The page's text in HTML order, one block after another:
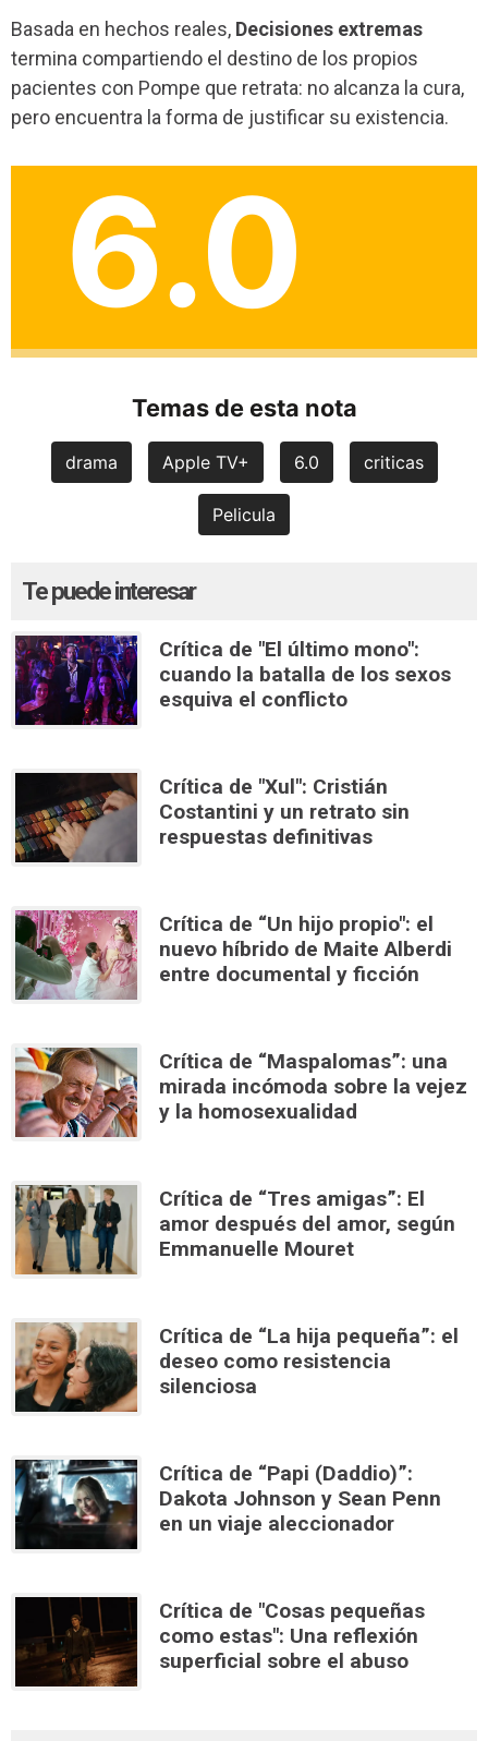
Basada en hechos reales, Decisiones extremas
termina compartiendo el destino de los propios
pacientes con Pompe que retrata: no alcanza la cura,
pero encuentra la forma de justificar su existencia.
6.0
Temas de esta nota
drama Apple TV+ 6.0 criticas
Pelicula
Te puede interesar
Crítica de "El último mono":
cuando la batalla de los sexos
esquiva el conflicto
Crítica de "Xul": Cristián
Costantini y un retrato sin
respuestas definitivas
Crítica de “Un hijo propio": el
nuevo híbrido de Maite Alberdi
entre documental y ficción
Crítica de “Maspalomas”: una
mirada incómoda sobre la vejez
y la homosexualidad
Crítica de “Tres amigas”: El
amor después del amor, según
Emmanuelle Mouret
Crítica de “La hija pequeña”: el
deseo como resistencia
silenciosa
Crítica de “Papi (Daddio)”:
Dakota Johnson y Sean Penn
en un viaje aleccionador
Crítica de "Cosas pequeñas
como estas": Una reflexión
superficial sobre el abuso